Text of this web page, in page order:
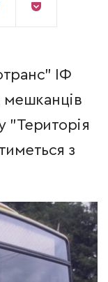
ІФ
мешканців
"Територія
з